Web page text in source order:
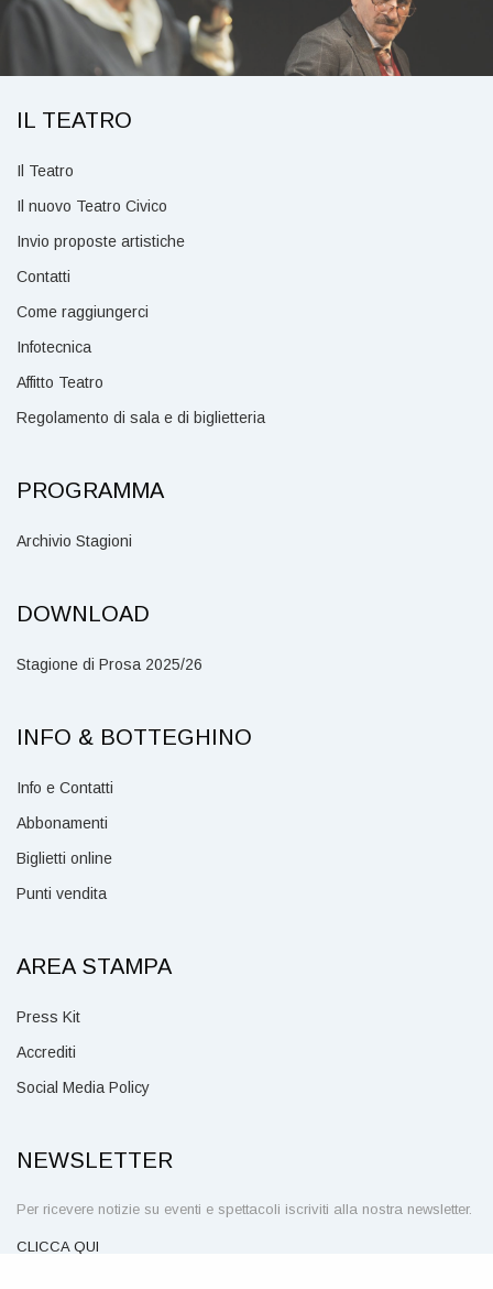
IL TEATRO
Il Teatro
Il nuovo Teatro Civico
Invio proposte artistiche
Contatti
Come raggiungerci
Infotecnica
Affitto Teatro
Regolamento di sala e di biglietteria
PROGRAMMA
Archivio Stagioni
DOWNLOAD
Stagione di Prosa 2025/26
INFO & BOTTEGHINO
Info e Contatti
Abbonamenti
Biglietti online
Punti vendita
AREA STAMPA
Press Kit
Accrediti
Social Media Policy
NEWSLETTER
Per ricevere notizie su eventi e spettacoli iscriviti alla nostra newsletter.
CLICCA QUI